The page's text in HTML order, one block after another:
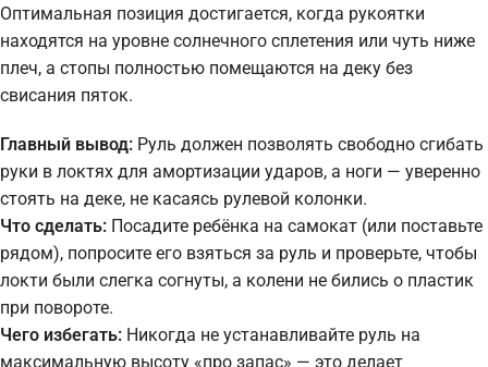
Оптимальная позиция достигается, когда рукоятки
находятся на уровне солнечного сплетения или чуть ниже
плеч, а стопы полностью помещаются на деку без
свисания пяток.
Главный вывод: Руль должен позволять свободно сгибать
руки в локтях для амортизации ударов, а ноги — уверенно
стоять на деке, не касаясь рулевой колонки.
Что сделать: Посадите ребёнка на самокат (или поставьте
рядом), попросите его взяться за руль и проверьте, чтобы
локти были слегка согнуты, а колени не бились о пластик
при повороте.
Чего избегать: Никогда не устанавливайте руль на
максимальную высоту «про запас» — это делает